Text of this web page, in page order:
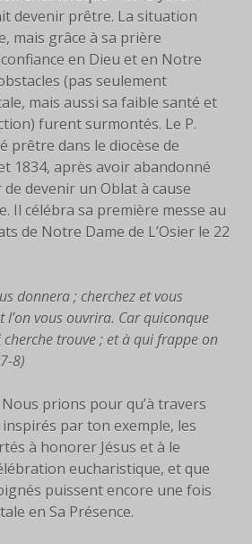
devenir prêtre. La situation
mais grâce à sa prière
en Dieu et en Notre
(pas seulement
mais aussi sa faible santé et
furent surmontés. Le P.
prêtre dans le diocèse de
1834, après avoir abandonné
devenir un Oblat à cause
Il célébra sa première messe au
de Notre Dame de L’Osier le 22
donnera ; cherchez et vous
l’on vous ouvrira. Car quiconque
trouve ; et à qui frappe on
8)
prions pour qu’à travers
par ton exemple, les
à honorer Jésus et à le
eucharistique, et que
puissent encore une fois
en Sa Présence.